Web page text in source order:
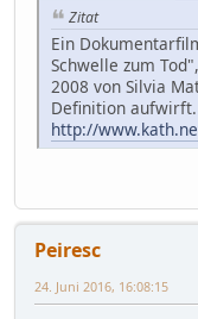
Zitat
Ein
Schwelle zum
2008 von Silvia
Definition aufwirft.
http://
Peiresc
24. Juni 2016, 16:08:15